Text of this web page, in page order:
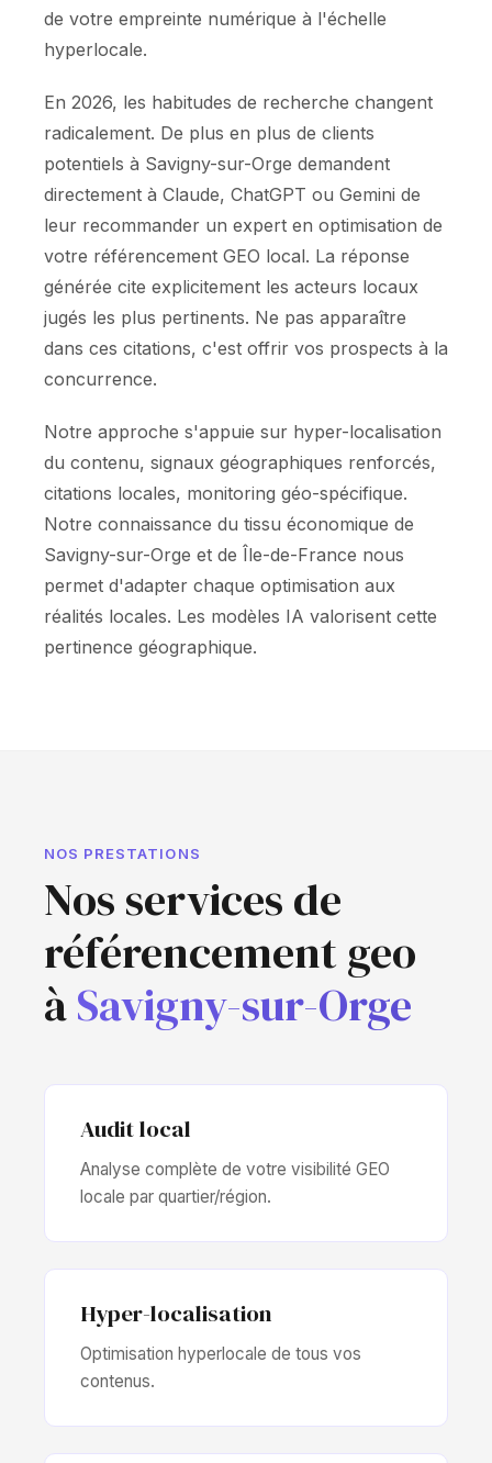
de votre empreinte numérique à l'échelle
hyperlocale.
En 2026, les habitudes de recherche changent
radicalement. De plus en plus de clients
potentiels à Savigny-sur-Orge demandent
directement à Claude, ChatGPT ou Gemini de
leur recommander un expert en optimisation de
votre référencement GEO local. La réponse
générée cite explicitement les acteurs locaux
jugés les plus pertinents. Ne pas apparaître
dans ces citations, c'est offrir vos prospects à la
concurrence.
Notre approche s'appuie sur hyper-localisation
du contenu, signaux géographiques renforcés,
citations locales, monitoring géo-spécifique.
Notre connaissance du tissu économique de
Savigny-sur-Orge et de Île-de-France nous
permet d'adapter chaque optimisation aux
réalités locales. Les modèles IA valorisent cette
pertinence géographique.
NOS PRESTATIONS
Nos services de
référencement geo
àSavigny-sur-Orge
Audit local
Analyse complète de votre visibilité GEO
locale par quartier/région.
Hyper-localisation
Optimisation hyperlocale de tous vos
contenus.